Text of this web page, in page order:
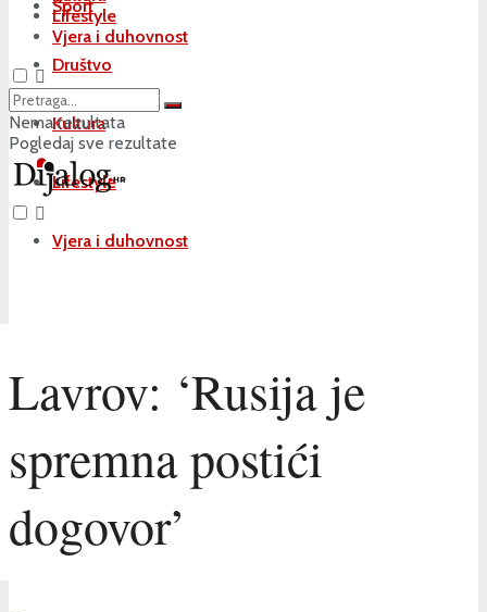
Sport
Društvo
Kultura
Lifestyle
Vjera i duhovnost
Lifestyle
Vjera i duhovnost
Nema rezultata
Pogledaj sve rezultate
Lavrov: ‘Rusija je
spremna postići
dogovor’